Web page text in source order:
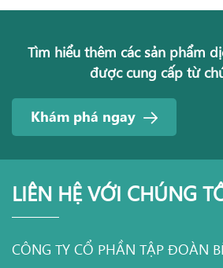
Tìm hiểu thêm các sản phẩm
được cung cấp từ
Khám phá ngay
LIÊN HỆ VỚI CHÚNG
CÔNG TY CỔ PHẦN TẬP ĐOÀN